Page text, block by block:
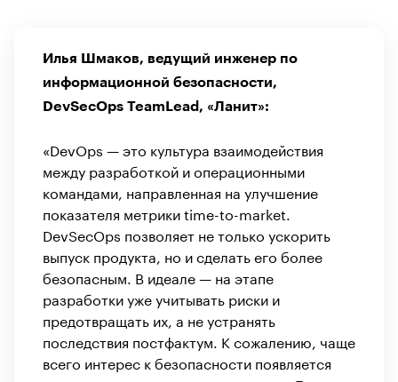
Илья Шмаков, ведущий инженер по
информационной безопасности,
DevSecOps TeamLead, «Ланит»:
«DevOps — это культура взаимодействия
между разработкой и операционными
командами, направленная на улучшение
показателя метрики time-to-market.
DevSecOps позволяет не только ускорить
выпуск продукта, но и сделать его более
безопасным. В идеале — на этапе
разработки уже учитывать риски и
предотвращать их, а не устранять
последствия постфактум. К сожалению, чаще
всего интерес к безопасности появляется